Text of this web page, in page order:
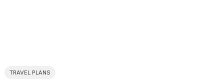
TRAVEL PLANS